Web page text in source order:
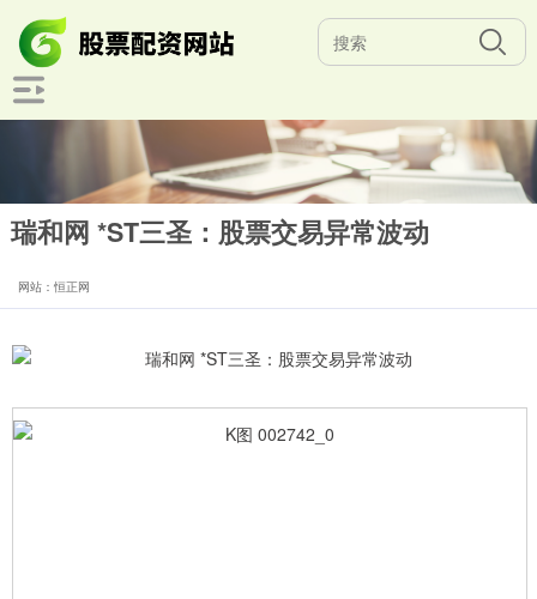
瑞和网 *ST三圣：股票交易异常波动
网站：恒正网